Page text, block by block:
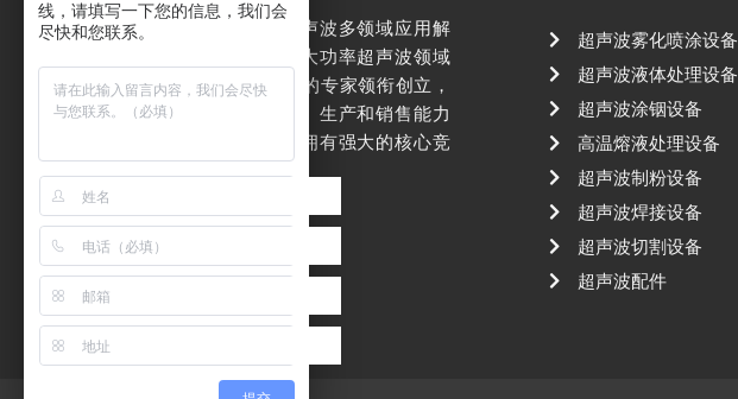
杭州泛索能专注于超声波多领域应用解
。我们是由在大功率超声波领域
均超过10年实战经验的专家领衔创立，
是一家拥有自主研发、生产和销售能力
的专业生产商，产品拥有强大的核心竞
争力。
超声波雾化喷涂设备
超声波液体处理设备
超声波涂铟设备
高温熔液处理设备
超声波制粉设备
超声波焊接设备
超声波切割设备
超声波配件
线，请填写一下您的信息，我们会
尽快和您联系。